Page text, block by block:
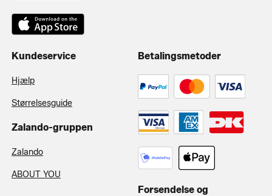
Kundeservice
Hjælp
Størrelsesguide
Zalando-gruppen
Zalando
ABOUT YOU
Betalingsmetoder
Forsendelse og